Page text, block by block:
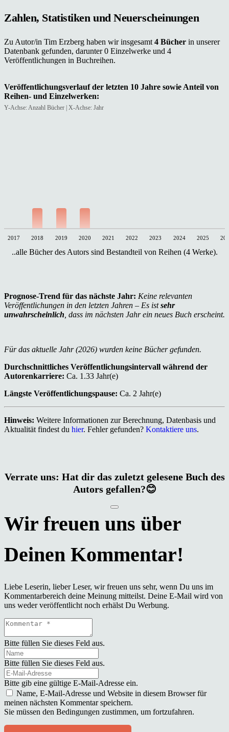
Zahlen, Statistiken und Neuerscheinungen
Zu Autor/in Tim Erzberg haben wir insgesamt4 Bücher in unserer
Datenbank gefunden, darunter 0 Einzelwerke und 4
Veröffentlichungen in Buchreihen.
Veröffentlichungsverlauf der letzten 10 Jahre sowie Anteil von
Reihen- und Einzelwerken:
Y-Achse: Anzahl Bücher | X-Achse: Jahr
2017 2018 2019 2020 2021 2022 2023 2024 2025
..alle Bücher des Autors sind Bestandteil von Reihen (4 Werke).
Prognose-Trend für das nächste Jahr: Keine relevanten
Veröffentlichungen in den letzten Jahren – Es istsehr
unwahrscheinlich, dass im nächsten Jahr ein neues Buch erscheint.
Für das aktuelle Jahr (2026) wurden keine Bücher gefunden.
Durchschnittliches Veröffentlichungsintervall während der
Autorenkarriere: Ca. 1.33 Jahr(e)
Längste Veröffentlichungspause: Ca. 2 Jahr(e)
Hinweis: Weitere Informationen zur Berechnung, Datenbasis und
Aktualität findest du hier. Fehler gefunden? Kontaktiere uns.
Verrate uns: Hat dir das zuletzt gelesene Buch des
Autors gefallen?😊
Liebe Leserin, lieber Leser, wir freuen uns sehr, wenn Du uns im
Kommentarbereich deine Meinung mitteilst. Deine E-Mail wird von
uns weder veröffentlicht noch erhälst Du Werbung.
Bitte füllen Sie dieses Feld aus.
Bitte füllen Sie dieses Feld aus.
Bitte gib eine gültige E-Mail-Adresse ein.
Name, E-Mail-Adresse und Website in diesem Browser für
meinen nächsten Kommentar speichern.
Sie müssen den Bedingungen zustimmen, um fortzufahren.